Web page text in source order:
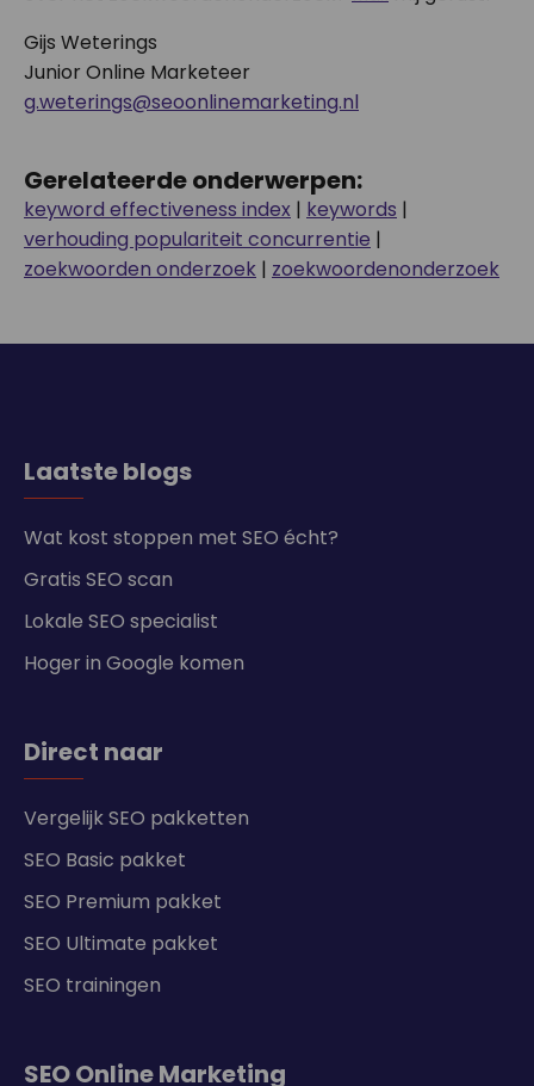
Gijs Weterings
Junior Online Marketeer
g.weterings@seoonlinemarketing.nl
Gerelateerde onderwerpen:
keyword effectiveness index | keywords |
verhouding populariteit concurrentie |
zoekwoorden onderzoek | zoekwoordenonderzoek
Laatste blogs
Wat kost stoppen met SEO écht?
Gratis SEO scan
Lokale SEO specialist
Hoger in Google komen
Direct naar
Vergelijk SEO pakketten
SEO Basic pakket
SEO Premium pakket
SEO Ultimate pakket
SEO trainingen
SEO Online Marketing